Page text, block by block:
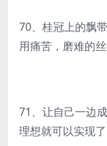
70、桂冠上的飘
用痛苦，磨难的丝
71、让自己一边
理想就可以实现了